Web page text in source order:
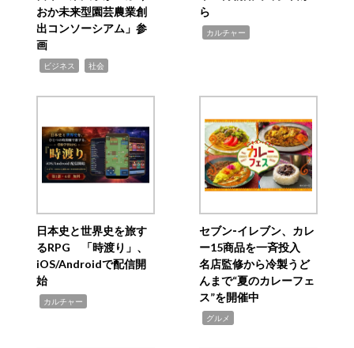
おか未来型園芸農業創
出コンソーシアム」参
画
ビジネス 社会
ら
カルチャー
日本史と世界史を旅す
るRPG 「時渡り」、
iOS/Androidで配信開
始
カルチャー
セブン‐イレブン、カレ
ー15商品を一斉投入
名店監修から冷製うど
んまで“夏のカレーフェ
ス”を開催中
グルメ